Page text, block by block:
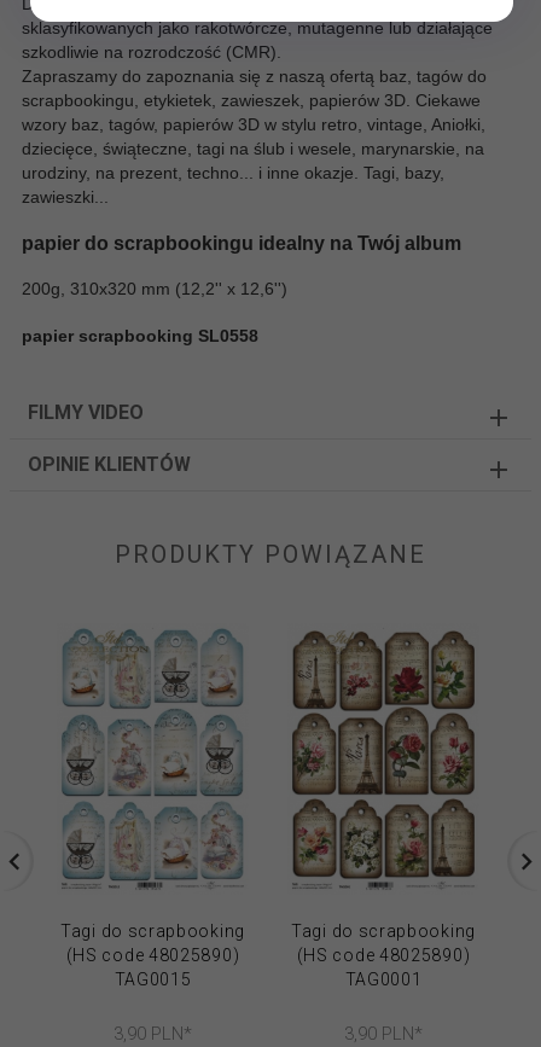
Do produkcji wykorzystano surowce, w których brak substancji
sklasyfikowanych jako rakotwórcze, mutagenne lub działające
szkodliwie na rozrodczość (CMR).
Zapraszamy do zapoznania się z naszą ofertą baz, tagów do
scrapbookingu, etykietek, zawieszek, papierów 3D. Ciekawe
wzory baz, tagów, papierów 3D w stylu retro, vintage, Aniołki,
dziecięce, świąteczne, tagi na ślub i wesele, marynarskie, na
urodziny, na prezent, techno... i inne okazje. Tagi, bazy,
zawieszki...
papier do scrapbookingu idealny na Twój album
200g, 310x320 mm (12,2'' x 12,6'')
papier scrapbooking SL0558
FILMY VIDEO
OPINIE KLIENTÓW
PRODUKTY POWIĄZANE
Tagi do scrapbooking
(HS code 48025890)
TAG0015
3,90 PLN*
Tagi do scrapbooking
(HS code 48025890)
TAG0001
3,90 PLN*